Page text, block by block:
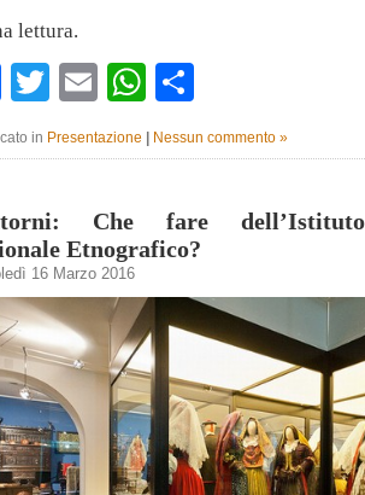
lettura.
Facebook
TwitterEmailWhatsApp
in Presentazione Nessun commento »
Che fare
Etnografico?
16 Marzo 2016